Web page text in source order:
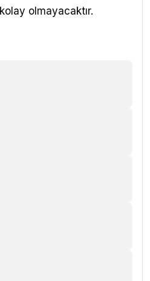
olmayacaktır.